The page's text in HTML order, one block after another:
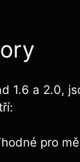
1.6 a 2.0,
pro